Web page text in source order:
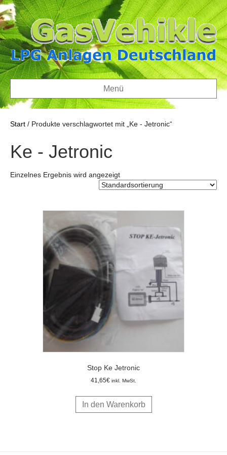
Menü
Start / Produkte verschlagwortet mit „Ke - Jetronic“
Ke - Jetronic
Einzelnes Ergebnis wird angezeigt
Stop Ke Jetronic
41,65€ inkl. MwSt.
In den Warenkorb